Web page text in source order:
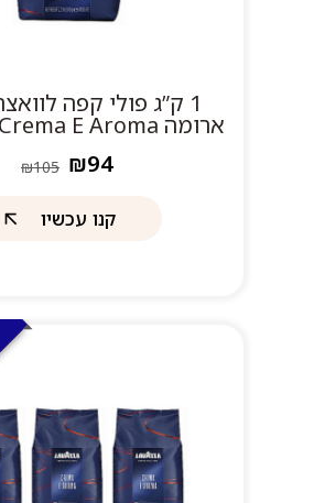
1 ק”ג פולי קפה
ארומה Lavazza Crema E Aroma
₪94
₪105
קנו עכשיו